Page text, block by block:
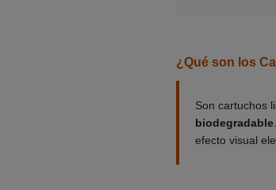
¿Qué son los
Son cartuchos
biodegradable
efecto visual